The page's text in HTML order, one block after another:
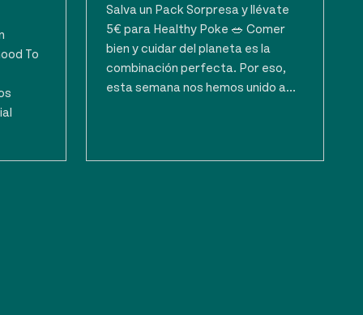
To
Salva un Pack Sorpresa y llévate
5€ para Healthy Poke 🥗 Comer
bien y cuidar del planeta es la
combinación perfecta. Por eso,
esta semana nos hemos unido a...